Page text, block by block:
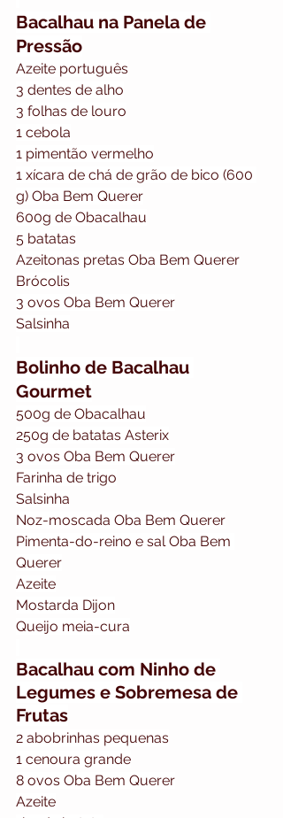
Bacalhau na Panela de
Pressão
⁠Azeite português
3 dentes de alho
3 folhas de louro
1 cebola
1 pimentão vermelho
⁠⁠1 xícara de chá de grão de bico (600
g) Oba Bem Querer
⁠⁠600g de Obacalhau
⁠⁠5 batatas
A⁠zeitonas pretas Oba Bem Querer
Brócolis
⁠⁠3 ovos Oba Bem Querer
⁠⁠Salsinha
Bolinho de Bacalhau
Gourmet
⁠500g de Obacalhau
⁠⁠250g de batatas Asterix
⁠⁠3 ovos Oba Bem Querer
Farinha de trigo
Salsinha
Noz-moscada Oba Bem Querer
Pimenta-do-reino e sal Oba Bem
Querer
Azeite
Mostarda Dijon
Queijo meia-cura
Bacalhau com Ninho de
Legumes e Sobremesa de
Frutas
2 abobrinhas pequenas
⁠⁠1 cenoura grande
⁠⁠8 ovos Oba Bem Querer
Azeite